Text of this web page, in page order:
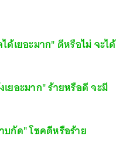
ด้เยอะมาก" ดีหรือไม่ จะได้
ยอะมาก" ร้ายหรือดี จะมี
บกัด" โชคดีหรือร้าย